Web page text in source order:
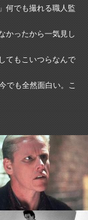
何でも撮れる職人監
かったから一気見し
てもこいつらなんで
でも全然面白い。こ